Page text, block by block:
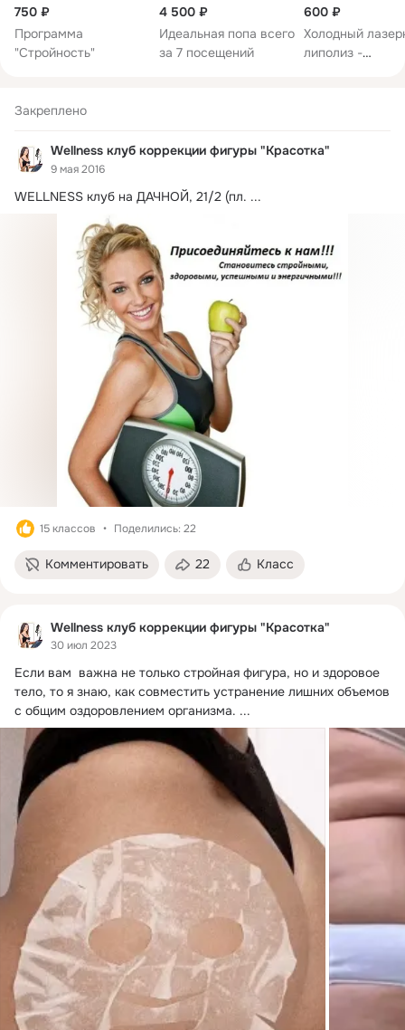
750 ₽
Программа
"Стройность"
4 500 ₽
Идеальная попа всего
за 7 посещений
600 ₽
Холодный
липолиз -
Закреплено
Wellness клуб коррекции фигуры "Красоткa"
9 мая 2016
WELLNESS клуб на ДАЧНОЙ, 21/2 (пл. ...
15 классов Поделились: 22
Комментировать 22 Класс
Wellness клуб коррекции фигуры "Красоткa"
30 июл 2023
Если вам  важна не только стройная фигура, но и здоровое
тело, то я знаю, как совместить устранение лишних объемов
с общим оздоровлением организма. ...